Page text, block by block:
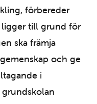
förbereder
ligger till grund för
ska främja
och ge
i
grundskolan